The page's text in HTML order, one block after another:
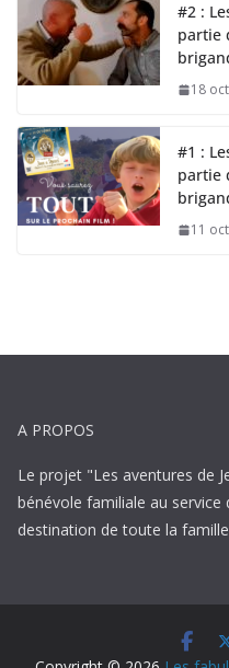
#2 :
partie
18
#1 :
partie
11
A PROPOS
Le projet "Les aventures de
bénévole familiale au
destination de toute la